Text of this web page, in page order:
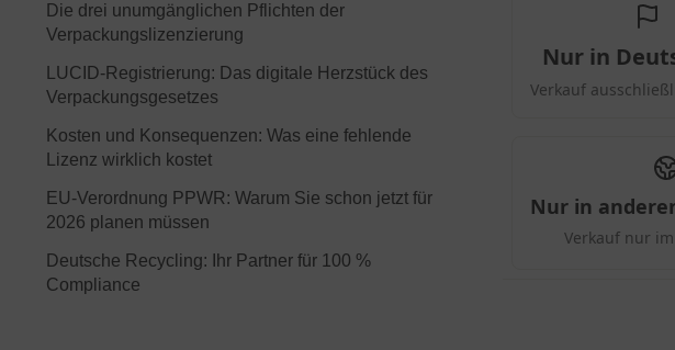
Die drei unumgänglichen Pflichten der
Verpackungslizenzierung
LUCID-Registrierung: Das digitale Herzstück des
Verpackungsgesetzes
Kosten und Konsequenzen: Was eine fehlende
Lizenz wirklich kostet
EU-Verordnung PPWR: Warum Sie schon jetzt für
2026 planen müssen
Deutsche Recycling: Ihr Partner für 100 %
Compliance